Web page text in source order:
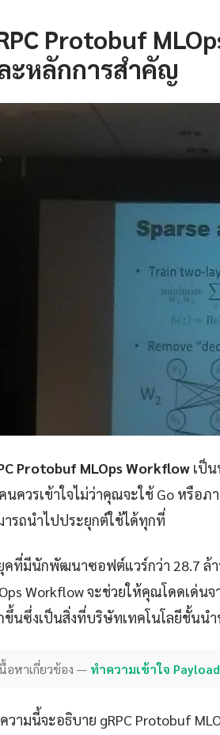
Protobuf
ะหลักการสำคัญ
Protobuf MLOps Workflow เป็
นควรเข้าใจไม่ว่าคุณจะใช้ Go หรือภ
ารถนำไปประยุกต์ใช้ได้ทุกที่
คที่มีนักพัฒนาซอฟต์แวร์กว่า 28.7 ล้า
Workflow จะช่วยให้คุณโดดเด่น
ขึ้นซึ่งเป็นสิ่งที่บริษัทเทคโนโลยีชั้นน
อหาเกี่ยวข้อง — ทำความเข้าใจ
วามนี้จะอธิบาย gRPC Protobuf